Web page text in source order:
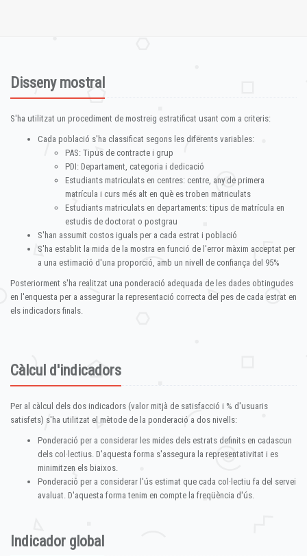
Disseny mostral
S'ha utilitzat un procediment de mostreig estratificat usant com a criteris:
Cada població s'ha classificat segons les diferents variables:
PAS: Tipus de contracte i grup
PDI: Departament, categoria i dedicació
Estudiants matriculats en centres: centre, any de primera
matrícula i curs més alt en què es troben matriculats
Estudiants matriculats en departaments: tipus de matrícula en
estudis de doctorat o postgrau
S'han assumit costos iguals per a cada estrat i població
S'ha establit la mida de la mostra en funció de l'error màxim acceptat per
a una estimació d'una proporció, amb un nivell de confiança del 95%
Posteriorment s'ha realitzat una ponderació adequada de les dades obtingudes
en l'enquesta per a assegurar la representació correcta del pes de cada estrat en
els indicadors finals.
Càlcul d'indicadors
Per al càlcul dels dos indicadors (valor mitjà de satisfacció i % d'usuaris
satisfets) s'ha utilitzat el mètode de la ponderació a dos nivells:
Ponderació per a considerar les mides dels estrats definits en cadascun
dels col·lectius. D'aquesta forma s'assegura la representativitat i es
minimitzen els biaixos.
Ponderació per a considerar l'ús estimat que cada col·lectiu fa del servei
avaluat. D'aquesta forma tenim en compte la freqüència d'ús.
Indicador global